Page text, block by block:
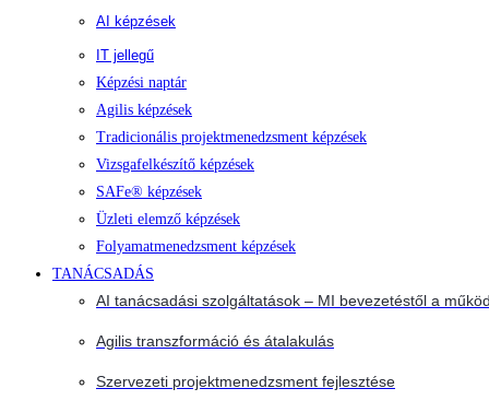
AI képzések
IT jellegű
Képzési naptár
Agilis képzések
Tradicionális projektmenedzsment képzések
Vizsgafelkészítő képzések
SAFe® képzések
Üzleti elemző képzések
Folyamatmenedzsment képzések
TANÁCSADÁS
AI tanácsadási szolgáltatások – MI bevezetéstől a
Agilis transzformáció és átalakulás
Szervezeti projektmenedzsment fejlesztése